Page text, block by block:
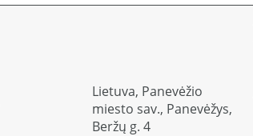
Lietuva, Panevėžio
miesto sav., Panevėžys,
Beržų g. 4